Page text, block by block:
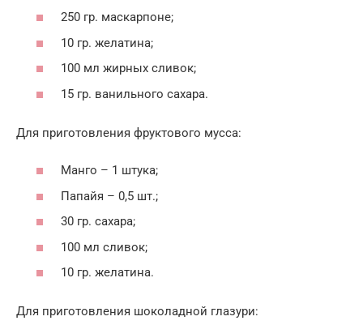
250 гр. маскарпоне;
10 гр. желатина;
100 мл жирных сливок;
15 гр. ванильного сахара.
Для приготовления фруктового мусса:
Манго – 1 штука;
Папайя – 0,5 шт.;
30 гр. сахара;
100 мл сливок;
10 гр. желатина.
Для приготовления шоколадной глазури: